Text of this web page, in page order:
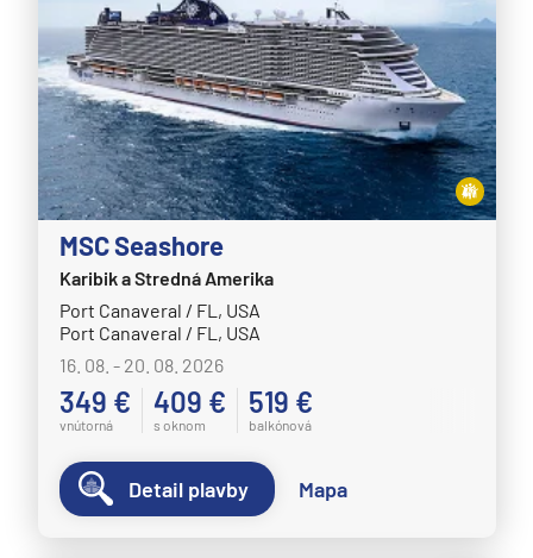
MSC Seashore
Karibik a Stredná Amerika
Port Canaveral / FL, USA
Port Canaveral / FL, USA
16. 08. - 20. 08. 2026
349 €
vnútorná
409 €
s oknom
519 €
balkónová
Detail plavby Mapa